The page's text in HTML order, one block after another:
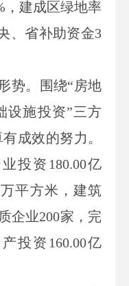
，建成区绿地率
、省补助资金3
势。围绕“房地
设施投资”三方
成效的努力。
投资 180.00亿
万平方米，建筑
企业200家，完
投资 160.00亿